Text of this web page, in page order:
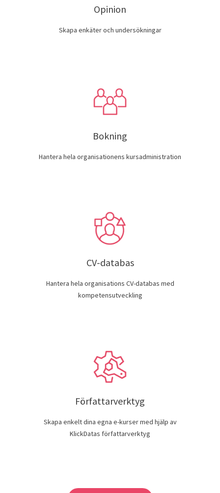
Opinion
Skapa enkäter och undersökningar
Bokning
Hantera hela organisationens kursadministration
CV-databas
Hantera hela organisations CV-databas med
kompetensutveckling
Författarverktyg
Skapa enkelt dina egna e-kurser med hjälp av
KlickDatas författarverktyg